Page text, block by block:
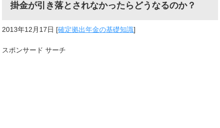
掛金が引き落とされなかったらどうなるのか？
2013年12月17日 [確定拠出年金の基礎知識]
スポンサード サーチ